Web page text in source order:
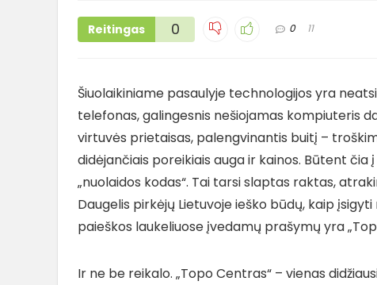
Reitingas 0 0 11
Šiuolaikiniame pasaulyje technologijos yra
telefonas, galingesnis nešiojamas kompiuteris
virtuvės prietaisas, palengvinantis buitį –
didėjančiais poreikiais auga ir kainos. Būtent
„nuolaidos kodas“. Tai tarsi slaptas raktas,
Daugelis pirkėjų Lietuvoje ieško būdų, kaip
paieškos laukeliuose įvedamų prašymų yra
Ir ne be reikalo. „Topo Centras“ – vienas